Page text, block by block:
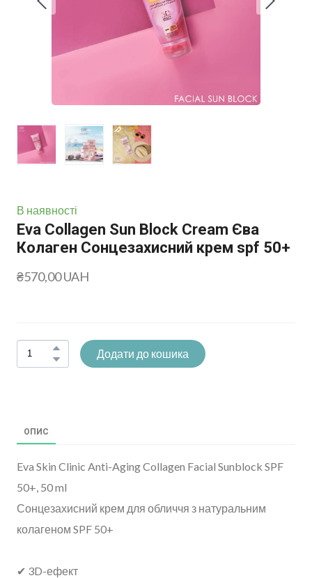
В наявності
Eva Collagen Sun Block Cream Єва
Колаген Сонцезахисний крем spf 50+
₴570,00 UAH
Додати до кошика
ОПИС
Eva Skin Clinic Anti-Aging Collagen Facial Sunblock SPF
50+, 50 ml
Сонцезахисний крем для обличчя з натуральним
колагеном SPF 50+
✔ 3D-ефект